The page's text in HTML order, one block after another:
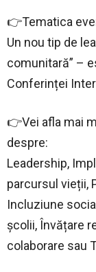
👉Tematica
Un nou tip de
comunitară” –
Conferinței
👉Vei afla mai
despre:
Leadership,
parcursul vieții,
Incluziune
școlii, Învățare
colaborare sau